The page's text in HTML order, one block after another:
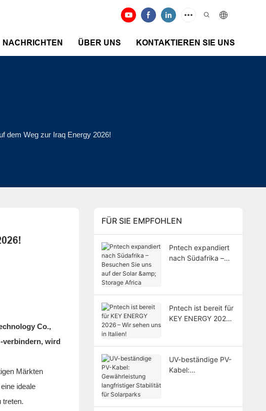
NACHRICHTEN ÜBER UNS KONTAKTIEREN SIE UNS
dem Weg zur Iraq Energy 2026!
Co.,
verbindern, wird
Märkten
ideale
treten.
FÜR SIE EMPFOHLEN
Pntech expandiert
nach Südafrika –
Pntech ist bereit für
KEY ENERGY 2026
UV-beständige PV-
Kabel: